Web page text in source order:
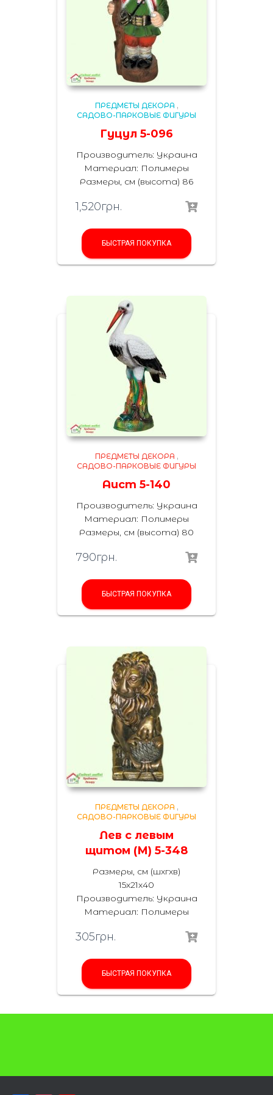
ПРЕДМЕТЫ ДЕКОРА ,
САДОВО-ПАРКОВЫЕ ФИГУРЫ
Гуцул 5-096
Производитель: Украина
Материал: Полимеры
Размеры, см (высота) 86
1,520грн.
БЫСТРАЯ ПОКУПКА
ПРЕДМЕТЫ ДЕКОРА ,
САДОВО-ПАРКОВЫЕ ФИГУРЫ
Аист 5-140
Производитель: Украина
Материал: Полимеры
Размеры, см (высота) 80
790грн.
БЫСТРАЯ ПОКУПКА
ПРЕДМЕТЫ ДЕКОРА ,
САДОВО-ПАРКОВЫЕ ФИГУРЫ
Лев с левым
щитом (М) 5-348
Размеры, см (шхгхв)
15х21х40
Производитель: Украина
Материал: Полимеры
305грн.
БЫСТРАЯ ПОКУПКА